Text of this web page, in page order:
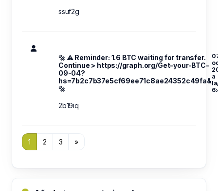
ssuf2g
🔩 ⚠️ Reminder: 1.6 BTC waiting for transfer.
Continue > https://graph.org/Get-your-BTC-
09-04?
hs=7b2c7b37e5cf69ee71c8ae24352c49fa&
🔩
a
2b19iq
1 2 3 »